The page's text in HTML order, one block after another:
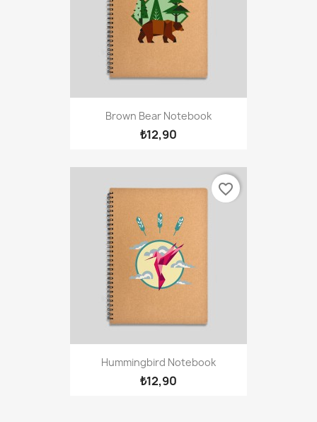
Brown Bear Notebook
₺12,90
Hummingbird Notebook
₺12,90
favorite_border